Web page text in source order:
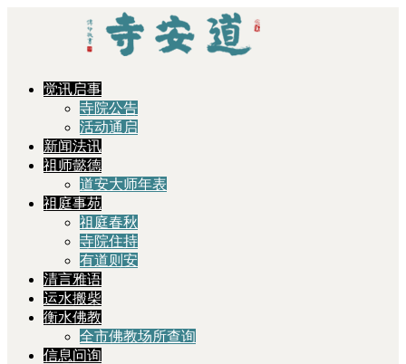
觉讯启事
寺院公告
活动通启
新闻法讯
祖师懿德
道安大师年表
祖庭事苑
祖庭春秋
寺院住持
有道则安
清言雅语
运水搬柴
衡水佛教
全市佛教场所查询
信息问询